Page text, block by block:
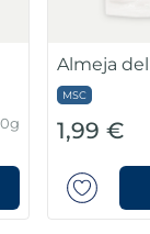
45
4,99 €